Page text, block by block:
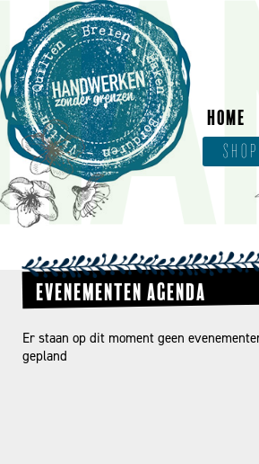
HOME
SHOP
EVENEMENTEN AGENDA
Er staan op dit moment geen
gepland